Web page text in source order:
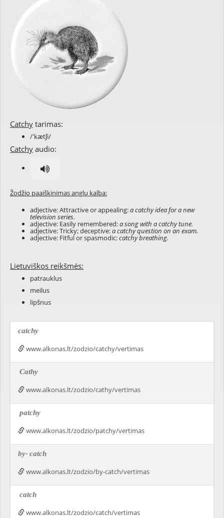
Catchy tarimas:
/'kætʃi/
Catchy audio:
Žodžio paaiškinimas anglų kalba:
adjective: Attractive or appealing:a catchy idea for a new
television series.
adjective: Easily remembered:a song with a catchy tune.
adjective: Tricky; deceptive:a catchy question on an exam.
adjective: Fitful or spasmodic:catchy breathing.
Lietuviškos reikšmės:
patrauklus
meilus
lipšnus
catchy
www.alkonas.lt/zodzio/catchy/vertimas
Cathy
www.alkonas.lt/zodzio/cathy/vertimas
patchy
www.alkonas.lt/zodzio/patchy/vertimas
by-catch
www.alkonas.lt/zodzio/by-catch/vertimas
catch
www.alkonas.lt/zodzio/catch/vertimas